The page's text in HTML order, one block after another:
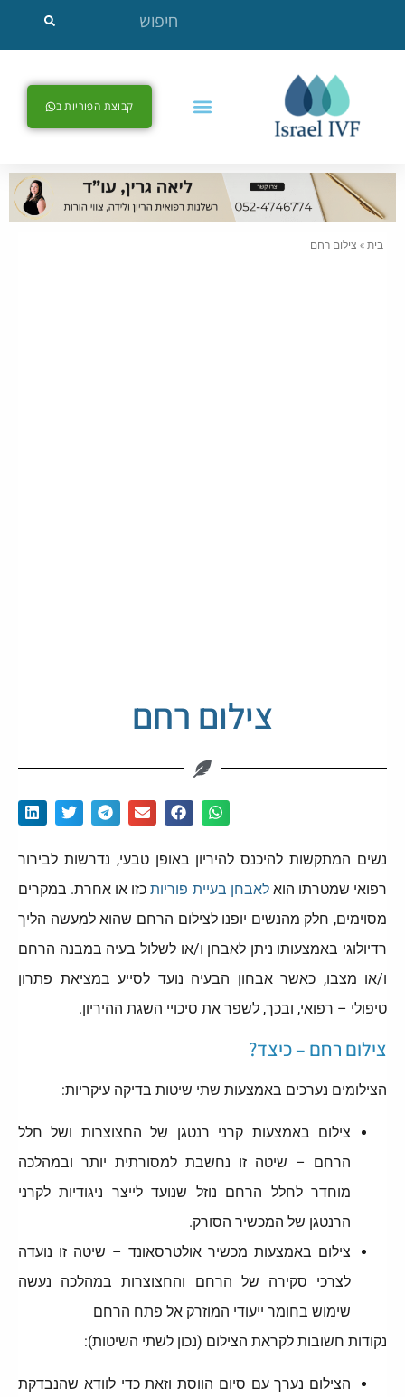
קבוצת הפוריות ב
בית» צילום רחם
צילום רחם
נשים המתקשות להיכנס להיריון באופן טבעי, נדרשות לבירור
רפואי שמטרתו הואלאבחן בעיית פוריותכזו או אחרת. במקרים
מסוימים, חלק מהנשים יופנו לצילום הרחם שהוא למעשה הליך
רדיולוגי באמצעותו ניתן לאבחן ו/או לשלול בעיה במבנה הרחם
ו/או מצבו, כאשר אבחון הבעיה נועד לסייע במציאת פתרון
טיפולי – רפואי, ובכך, לשפר את סיכויי השגת ההיריון.
צילום רחם – כיצד?
הצילומים נערכים באמצעות שתי שיטות בדיקה עיקריות:
צילום באמצעות קרני רנטגן של החצוצרות ושל חלל
הרחם – שיטה זו נחשבת למסורתית יותר ובמהלכה
מוחדר לחלל הרחם נוזל שנועד לייצר ניגודיות לקרני
הרנטגן של המכשיר הסורק.
צילום באמצעות מכשיר אולטרסאונד – שיטה זו נועדה
לצרכי סקירה של הרחם והחצוצרות במהלכה נעשה
שימוש בחומר ייעודי המוזרק אל פתח הרחם
נקודות חשובות לקראת הצילום (נכון לשתי השיטות):
הצילום נערך עם סיום הווסת וזאת כדי לוודא שהנבדקת